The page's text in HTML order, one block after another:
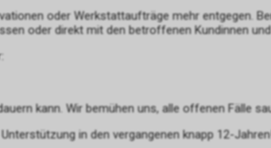
oder Werkstattaufträge mehr entgegen.
oder direkt mit den betroffenen Kundinnen und
kann. Wir bemühen uns, alle offenen Fälle
in den vergangenen knapp 12-